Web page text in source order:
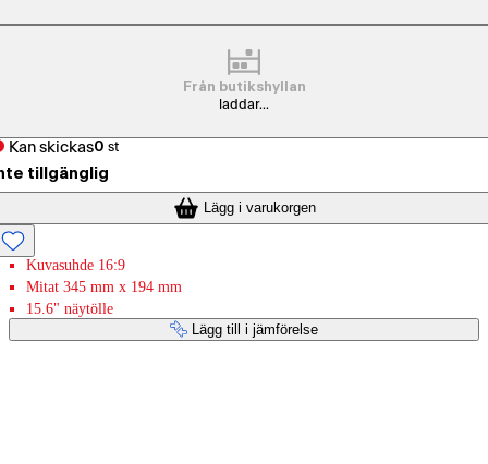
Från butikshyllan
laddar...
Kan skickas0 st
tillgänglig
Lägg i varukorgen
Kuvasuhde 16:9
Mitat 345 mm x 194 mm
15.6" näytölle
Lägg till i jämförelse